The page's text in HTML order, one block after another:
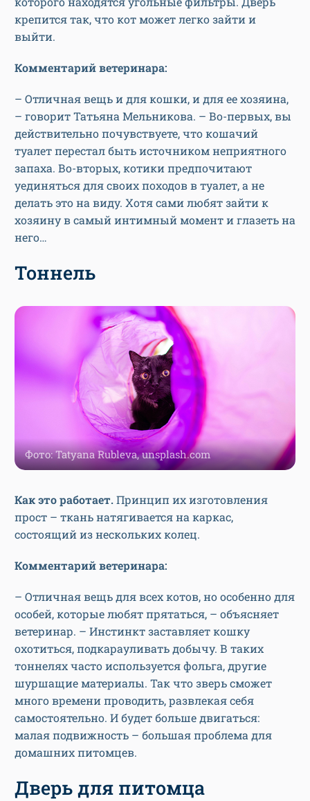
крепится так, что кот может легко зайти и
выйти.
Комментарий ветеринара:
– Отличная вещь и для кошки, и для ее хозяина,
– говорит Татьяна Мельникова. – Во-первых, вы
действительно почувствуете, что кошачий
туалет перестал быть источником неприятного
запаха. Во-вторых, котики предпочитают
уединяться для своих походов в туалет, а не
делать это на виду. Хотя сами любят зайти к
хозяину в самый интимный момент и глазеть на
него…
Тоннель
Фото: Tatyana Rubleva, unsplash.com
Как это работает.Принцип их изготовления
прост – ткань натягивается на каркас,
состоящий из нескольких колец.
Комментарий ветеринара:
– Отличная вещь для всех котов, но особенно для
особей, которые любят прятаться, – объясняет
ветеринар. – Инстинкт заставляет кошку
охотиться, подкарауливать добычу. В таких
тоннелях часто используется фольга, другие
шуршащие материалы. Так что зверь сможет
много времени проводить, развлекая себя
самостоятельно. И будет больше двигаться:
малая подвижность – большая проблема для
домашних питомцев.
Дверь для питомца